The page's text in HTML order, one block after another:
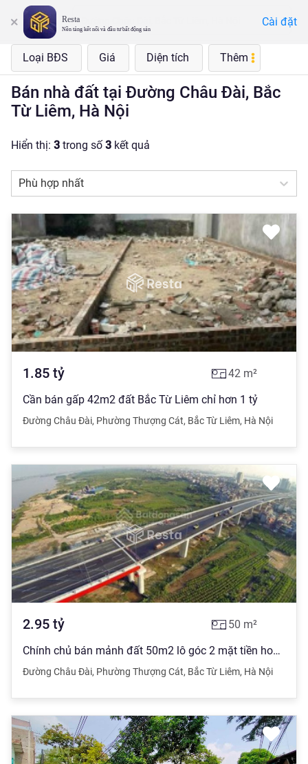
Resta
Nền tảng kết nối và đầu tư bất động sản
Cài đặt
Loại BĐS Giá Diện tích Thêm
Bán nhà đất tại Đường Châu Đài, Bắc
Từ Liêm, Hà Nội
Hiển thị: 3 trong số3 kết quả
Phù hợp nhất
1.85 tỷ 42 m²
Cần bán gấp 42m2 đất Bắc Từ Liêm chỉ hơn 1 tỷ
Đường Châu Đài, Phường Thượng Cát, Bắc Từ Liêm, Hà Nội
2.95 tỷ 50 m²
Chính chủ bán mảnh đất 50m2 lô góc 2 mặt tiền hoa hậu ô tô đỗ kinh doanh mãi đỉnh
Đường Châu Đài, Phường Thượng Cát, Bắc Từ Liêm, Hà Nội